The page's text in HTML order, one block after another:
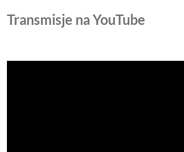
Transmisje na YouTube